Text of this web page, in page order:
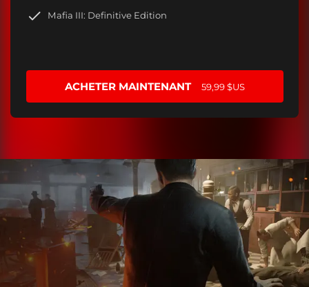
Mafia III: Definitive Edition
ACHETER MAINTENANT 59,99 $US